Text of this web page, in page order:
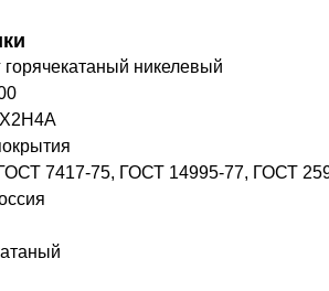
горячекатаный никелевый
7417-75, ГОСТ 14995-77, ГОСТ